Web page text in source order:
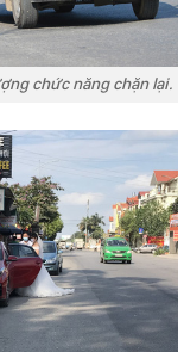
chức năng chặn lại.